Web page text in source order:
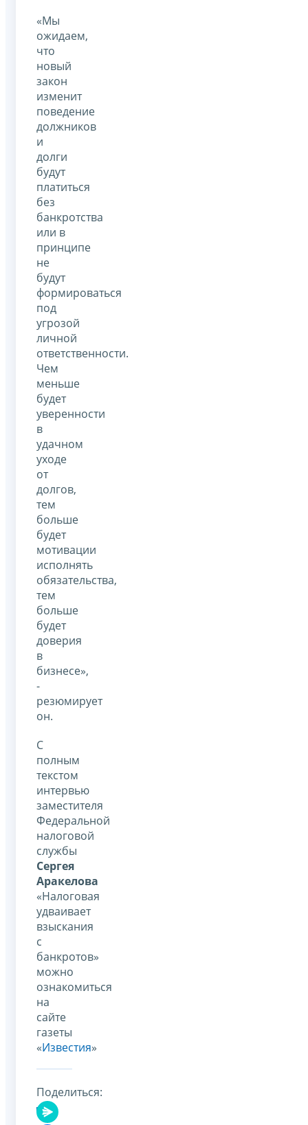
«Мы
ожидаем,
что
новый
закон
изменит
поведение
должников
и
долги
будут
платиться
без
банкротства
или в
принципе
не
будут
формироваться
под
угрозой
личной
ответственности.
Чем
меньше
будет
уверенности
в
удачном
уходе
от
долгов,
тем
больше
будет
мотивации
исполнять
обязательства,
тем
больше
будет
доверия
в
бизнесе»,
-
резюмирует
он.
С
полным
текстом
интервью
заместителя
Федеральной
налоговой
службы
Сергея
Аракелова
«Налоговая
удваивает
взыскания
с
банкротов»
можно
ознакомиться
на
сайте
газеты
«Известия»
Поделиться: